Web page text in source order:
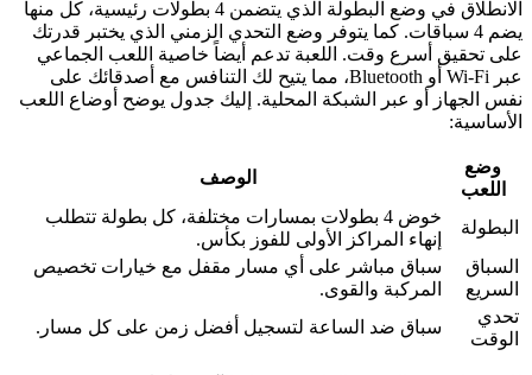
الانطلاق في وضع البطولة الذي يتضمن 4 بطولات رئيسية، كل منها
يضم 4 سباقات. كما يتوفر وضع التحدي الزمني الذي يختبر قدرتك
على تحقيق أسرع وقت. اللعبة تدعم أيضاً خاصية اللعب الجماعي
عبر Wi-Fi أو Bluetooth، مما يتيح لك التنافس مع أصدقائك على
نفس الجهاز أو عبر الشبكة المحلية. إليك جدول يوضح أوضاع اللعب
الأساسية:
وضع
اللعب
الوصف
البطولة
خوض 4 بطولات بمسارات مختلفة، كل بطولة تتطلب
إنهاء المراكز الأولى للفوز بكأس.
السباق
السريع
سباق مباشر على أي مسار مقفل مع خيارات تخصيص
المركبة والقوى.
تحدي
الوقت
سباق ضد الساعة لتسجيل أفضل زمن على كل مسار.